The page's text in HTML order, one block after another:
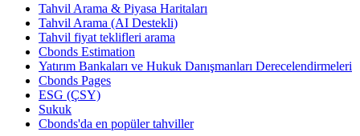
Tahvil Arama & Piyasa Haritaları
Tahvil Arama (AI Destekli)
Tahvil fiyat teklifleri arama
Cbonds Estimation
Yatırım Bankaları ve Hukuk Danışmanları Derecelendirmeleri
Cbonds Pages
ESG (ÇSY)
Sukuk
Cbonds'da en popüler tahviller